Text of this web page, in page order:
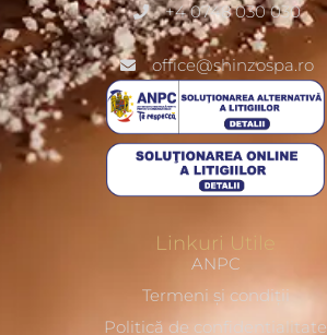
+4 0748 030 030
office@shinzospa.ro
Linkuri Utile
ANPC
Termeni și condiții
Politică de confidentialitate